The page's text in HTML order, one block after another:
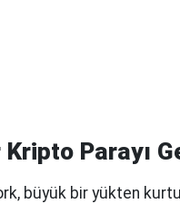
Parayı
büyük bir yükten